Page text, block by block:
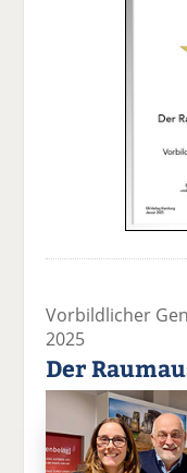
Vorbildlicher
2025
Der